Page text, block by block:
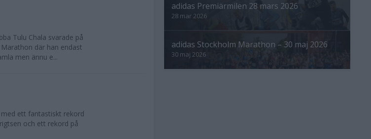
Tulu Chala svarade på
där han endast
men ännu e...
ett fantastiskt rekord
och ett rekord på
adidas Premiärmilen 28 mars 2026
28 mar 2026
adidas Stockholm Marathon – 30 maj 2026
30 maj 2026